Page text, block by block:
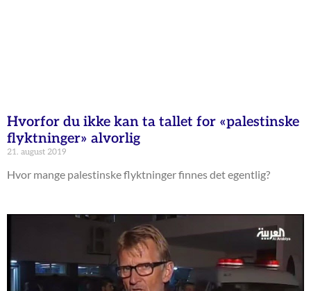
Hvorfor du ikke kan ta tallet for «palestinske
flyktninger» alvorlig
21. august 2019
Hvor mange palestinske flyktninger finnes det egentlig?